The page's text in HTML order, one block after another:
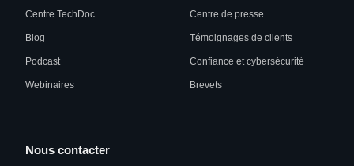
Centre TechDoc
Blog
Podcast
Webinaires
Centre de presse
Témoignages de clients
Confiance et cybersécurité
Brevets
Nous contacter